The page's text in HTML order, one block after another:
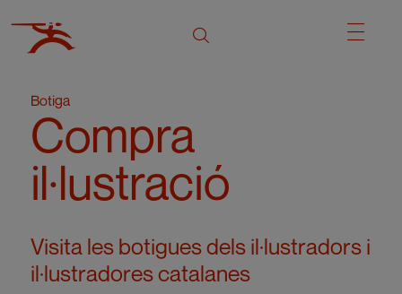
Botiga
Compra
il·lustració
Visita les botigues dels il·lustradors i
il·lustradores catalanes